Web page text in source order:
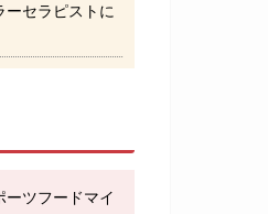
ーセラピストに
ーツフードマイ